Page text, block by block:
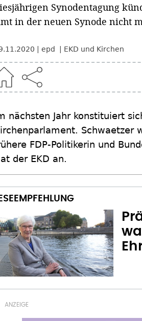
Synodentagung
in der neuen Synode nicht
epd EKD und Kirchen
nächsten Jahr konstituiert
Schwaetzer
FDP-Politikerin und
der EKD an.